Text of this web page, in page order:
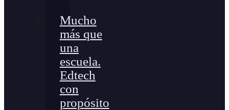
Mucho
más que
una
escuela.
Edtech
con
propósito